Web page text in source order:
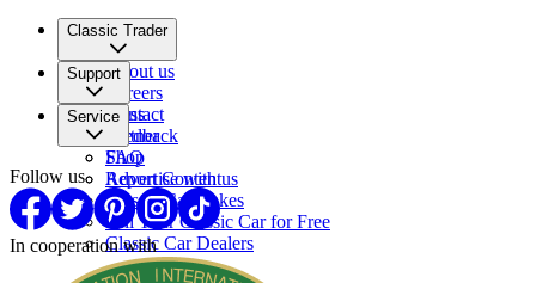
Classic Trader
About us
Careers
Press
Partner
Support
Contact
Feedback
FAQ
Report Content
Service
Shop
Advertise with us
Classic Car makes
Sell Your Classic Car for Free
Classic Car Dealers
Follow us
In cooperation with